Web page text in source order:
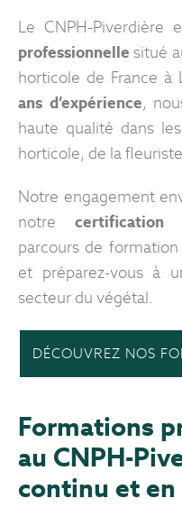
Le CNPH-Piverdière
professionnelle situé
horticole de France à
ans d’expérience,
haute qualité dans
horticole, de la
Notre engagement
notrecertification
parcours de
et préparez-vous à
secteur du végétal.
DÉCOUVREZ NOS
Formations
au CNPH-
continu et